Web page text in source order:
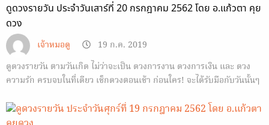
ดูดวงรายวัน ประจำวันเสาร์ที่ 20 กรกฎาคม 2562 โดย อ.แก้วตา คุย
ดวง
เจ้าหมอดู
19 ก.ค. 2019
ดูดวงรายวัน ตามวันเกิด ไม่ว่าจะเป็น ดวงการงาน ดวงการเงิน และ ดวง
ความรัก ครบจบในที่เดียว เช็กดวงตอนเช้า ก่อนใคร! จะได้รับมือกับวันนั้นๆ